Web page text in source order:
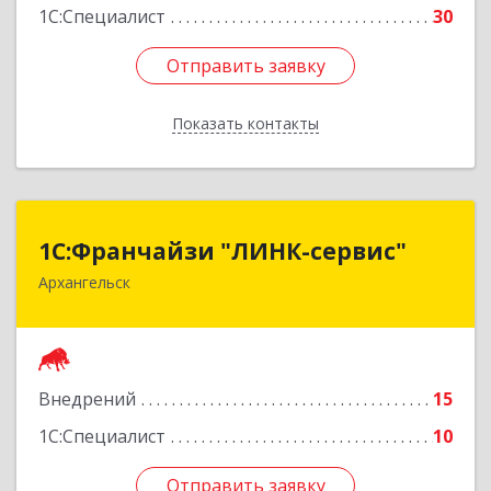
1С:Специалист
30
Отправить заявку
Показать контакты
Отправить заявку
Назад
1С:Франчайзи "ЛИНК-сервис"
Архангельск
Внедрений
15
1С:Специалист
10
Отправить заявку
1С:Франчайзи "ЛИНК-сервис"
163000, Архангельская обл, Архангельск г,
Отправить заявку